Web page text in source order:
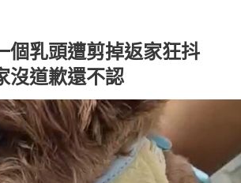
個乳頭遭剪掉返家狂抖
沒道歉還不認